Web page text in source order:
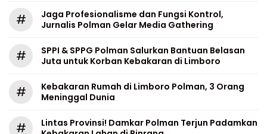
#
Jaga Profesionalisme dan Fungsi Kontrol,
Jurnalis Polman Gelar Media Gathering
#
SPPI & SPPG Polman Salurkan Bantuan Belasan
Juta untuk Korban Kebakaran di Limboro
#
Kebakaran Rumah di Limboro Polman, 3 Orang
Meninggal Dunia
#
Lintas Provinsi! Damkar Polman Terjun Padamkan